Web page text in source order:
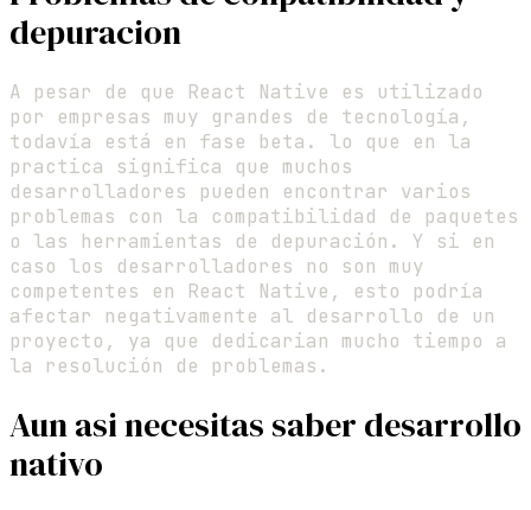
depuracion
A pesar de que React Native es utilizado
por empresas muy grandes de tecnología,
todavía está en fase beta. lo que en la
practica significa que muchos
desarrolladores pueden encontrar varios
problemas con la compatibilidad de paquetes
o las herramientas de depuración. Y si en
caso los desarrolladores no son muy
competentes en React Native, esto podría
afectar negativamente al desarrollo de un
proyecto, ya que dedicarian mucho tiempo a
la resolución de problemas.
Aun asi necesitas saber desarrollo
nativo